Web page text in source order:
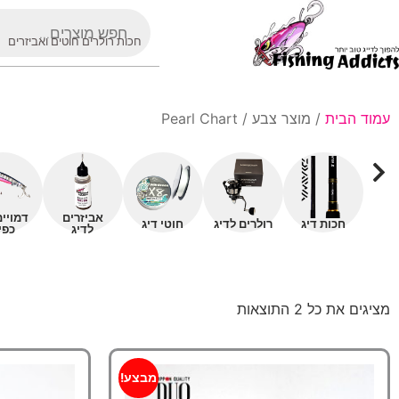
חכות רולרים חוטים ואביזרים
עמוד הבית / מוצר צבע / Pearl Chart
חכות דיג רולרים לדיג חוטי דיג
אביזרים
לדיג
מציגים את כל ⁦2⁩ התוצאות
מבצע!